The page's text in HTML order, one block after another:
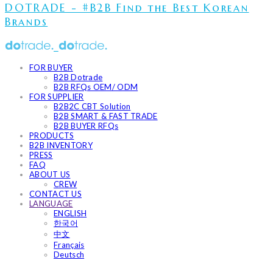
DOTRADE - #B2B Find the Best Korean
Brands
FOR BUYER
B2B Dotrade
B2B RFQs OEM/ ODM
FOR SUPPLIER
B2B2C CBT Solution
B2B SMART & FAST TRADE
B2B BUYER RFQs
PRODUCTS
B2B INVENTORY
PRESS
FAQ
ABOUT US
CREW
CONTACT US
LANGUAGE
ENGLISH
한국어
中文
Français
Deutsch